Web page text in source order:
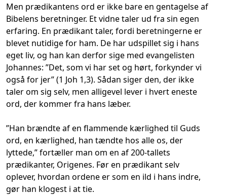
Men prædikantens ord er ikke bare en gentagelse af
Bibelens beretninger. Et vidne taler ud fra sin egen
erfaring. En prædikant taler, fordi beretningerne er
blevet nutidige for ham. De har udspillet sig i hans
eget liv, og han kan derfor sige med evangelisten
Johannes: ”Det, som vi har set og hørt, forkynder vi
også for jer” (1 Joh 1,3). Sådan siger den, der ikke
taler om sig selv, men alligevel lever i hvert eneste
ord, der kommer fra hans læber.
”Han brændte af en flammende kærlighed til Guds
ord, en kærlighed, han tændte hos alle os, der
lyttede,” fortæller man om en af 200-tallets
prædikanter, Origenes. Før en prædikant selv
oplever, hvordan ordene er som en ild i hans indre,
gør han klogest i at tie.